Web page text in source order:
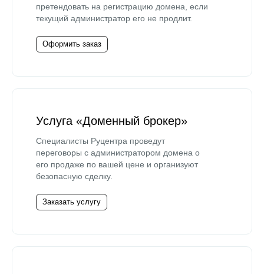
претендовать на регистрацию домена, если
текущий администратор его не продлит.
Оформить заказ
Услуга «Доменный брокер»
Специалисты Руцентра проведут
переговоры с администратором домена о
его продаже по вашей цене и организуют
безопасную сделку.
Заказать услугу